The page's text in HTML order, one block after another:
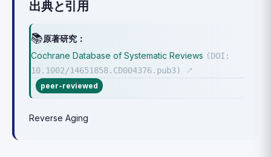
出典と引用
📚原著研究：
Cochrane Database of Systematic Reviews (DOI:
10.1002/14651858.CD004376.pub3)
↗
peer-reviewed
Reverse Aging